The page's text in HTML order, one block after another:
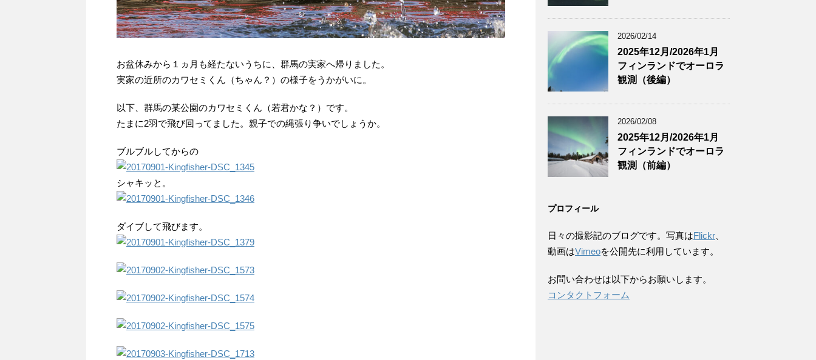
お盆休みから１ヵ月も経たないうちに、群馬の実家へ帰りました。
実家の近所のカワセミくん（ちゃん？）の様子をうかがいに。
以下、群馬の某公園のカワセミくん（若君かな？）です。
たまに2羽で飛び回ってました。親子での縄張り争いでしょうか。
ブルブルしてからの
シャキッと。
ダイブして飛びます。
2026/02/14
2025年12月/2026年1月
フィンランドでオーロラ
観測（後編）
2026/02/08
2025年12月/2026年1月
フィンランドでオーロラ
観測（前編）
プロフィール
日々の撮影記のブログです。写真はFlickr
動画はVimeoを公開先に利用しています。
お問い合わせは以下からお願いします。
コンタクトフォーム